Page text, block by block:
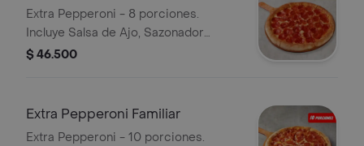
Extra Pepperoni - 8 porciones.
Incluye Salsa de Ajo, Sazonador
Pimienta Roja y Pepperoncini.
$ 46.500
Extra Pepperoni Familiar
Extra Pepperoni - 10 porciones.